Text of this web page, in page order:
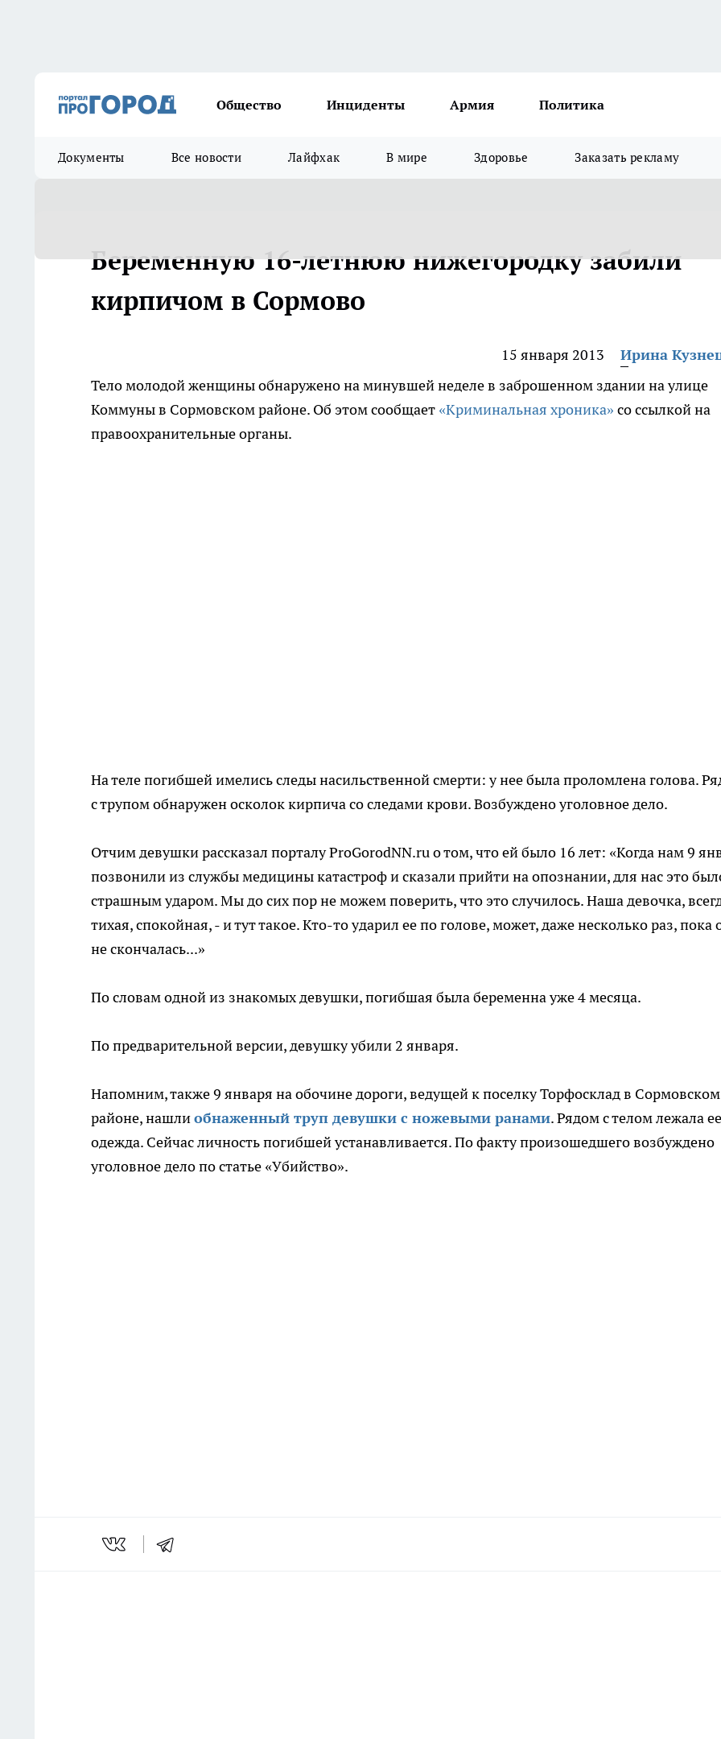
Общество Инциденты Армия Политика
Документы Все новости Лайфхак В мире Здоровье Заказать рекламу
Беременную 16-летнюю нижегородку забили
кирпичом в Сормово
15 января 2013
Ирина
Тело молодой женщины обнаружено на минувшей неделе в заброшенном здании на улице
Коммуны в Сормовском районе. Об этом сообщает «Криминальная хроника» со ссылкой на
правоохранительные органы.
На теле погибшей имелись следы насильственной смерти: у нее была проломлена голова.
с трупом обнаружен осколок кирпича со следами крови. Возбуждено уголовное дело.
Отчим девушки рассказал порталу ProGorodNN.ru о том, что ей было 16 лет: «Когда нам 9
позвонили из службы медицины катастроф и сказали прийти на опознании, для нас это
страшным ударом. Мы до сих пор не можем поверить, что это случилось. Наша девочка,
тихая, спокойная, - и тут такое. Кто-то ударил ее по голове, может, даже несколько раз, пока
не скончалась...»
По словам одной из знакомых девушки, погибшая была беременна уже 4 месяца.
По предварительной версии, девушку убили 2 января.
Напомним, также 9 января на обочине дороги, ведущей к поселку Торфосклад в Сормовском
районе, нашлиобнаженный труп девушки с ножевыми ранами. Рядом с телом лежала ее
одежда. Сейчас личность погибшей устанавливается. По факту произошедшего возбуждено
уголовное дело по статье «Убийство».